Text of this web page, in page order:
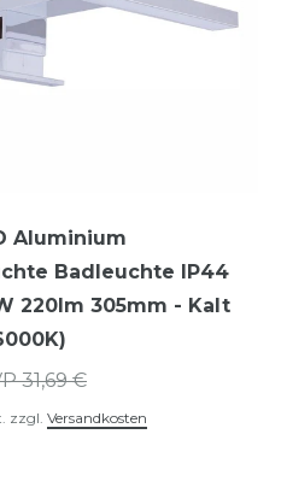
Aluminium
Badleuchte IP44
220lm 305mm - Kalt
31,69 €
zzgl. Versandkosten